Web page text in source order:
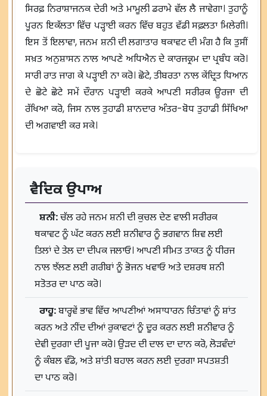
ਸਿਰਫ਼ ਨਿਰਾਸ਼ਾਜਨਕ ਦੇਰੀ ਅਤੇ ਮਾਮੂਲੀ ਡਰਾਮੇ ਵੱਲ ਲੈ ਜਾਵੇਗਾ। ਤੁਹਾਨੂੰ
ਪੂਰਨ ਇਕੱਲਤਾ ਵਿੱਚ ਪੜ੍ਹਾਈ ਕਰਨ ਵਿੱਚ ਬਹੁਤ ਵੱਡੀ ਸਫ਼ਲਤਾ ਮਿਲੇਗੀ।
ਇਸ ਤੋਂ ਇਲਾਵਾ, ਜਨਮ ਸ਼ਨੀ ਦੀ ਲਗਾਤਾਰ ਥਕਾਵਟ ਦੀ ਮੰਗ ਹੈ ਕਿ ਤੁਸੀਂ
ਸਖ਼ਤ ਅਨੁਸ਼ਾਸਨ ਨਾਲ ਆਪਣੇ ਅਧਿਐਨ ਦੇ ਕਾਰਜਕ੍ਰਮ ਦਾ ਪ੍ਰਬੰਧ ਕਰੋ।
ਸਾਰੀ ਰਾਤ ਜਾਗ ਕੇ ਪੜ੍ਹਾਈ ਨਾ ਕਰੋ। ਛੋਟੇ, ਤੀਬਰਤਾ ਨਾਲ ਕੇਂਦ੍ਰਿਤ ਧਿਆਨ
ਦੇ ਛੋਟੇ ਛੋਟੇ ਸਮੇਂ ਦੌਰਾਨ ਪੜ੍ਹਾਈ ਕਰਕੇ ਆਪਣੀ ਸਰੀਰਕ ਊਰਜਾ ਦੀ
ਰੱਖਿਆ ਕਰੋ, ਜਿਸ ਨਾਲ ਤੁਹਾਡੀ ਸ਼ਾਨਦਾਰ ਅੰਤਰ-ਬੋਧ ਤੁਹਾਡੀ ਸਿੱਖਿਆ
ਦੀ ਅਗਵਾਈ ਕਰ ਸਕੇ।
ਵੈਦਿਕ ਉਪਾਅ
ਸ਼ਨੀ:ਚੱਲ ਰਹੇ ਜਨਮ ਸ਼ਨੀ ਦੀ ਕੁਚਲ ਦੇਣ ਵਾਲੀ ਸਰੀਰਕ
ਥਕਾਵਟ ਨੂੰ ਘੱਟ ਕਰਨ ਲਈ ਸ਼ਨੀਵਾਰ ਨੂੰ ਭਗਵਾਨ ਸ਼ਿਵ ਲਈ
ਤਿਲਾਂ ਦੇ ਤੇਲ ਦਾ ਦੀਪਕ ਜਲਾਓ। ਆਪਣੀ ਸੀਮਤ ਤਾਕਤ ਨੂੰ ਧੀਰਜ
ਨਾਲ ਝੱਲਣ ਲਈ ਗਰੀਬਾਂ ਨੂੰ ਭੋਜਨ ਖਵਾਓ ਅਤੇ ਦਸ਼ਰਥ ਸ਼ਨੀ
ਸਤੋਤਰ ਦਾ ਪਾਠ ਕਰੋ।
ਰਾਹੂ:ਬਾਰ੍ਹਵੇਂ ਭਾਵ ਵਿੱਚ ਆਪਣੀਆਂ ਅਸਾਧਾਰਨ ਚਿੰਤਾਵਾਂ ਨੂੰ ਸ਼ਾਂਤ
ਕਰਨ ਅਤੇ ਨੀਂਦ ਦੀਆਂ ਰੁਕਾਵਟਾਂ ਨੂੰ ਦੂਰ ਕਰਨ ਲਈ ਸ਼ਨੀਵਾਰ ਨੂੰ
ਦੇਵੀ ਦੁਰਗਾ ਦੀ ਪੂਜਾ ਕਰੋ। ਉੜਦ ਦੀ ਦਾਲ ਦਾ ਦਾਨ ਕਰੋ, ਲੋੜਵੰਦਾਂ
ਨੂੰ ਕੰਬਲ ਵੰਡੋ, ਅਤੇ ਸ਼ਾਂਤੀ ਬਹਾਲ ਕਰਨ ਲਈ ਦੁਰਗਾ ਸਪਤਸ਼ਤੀ
ਦਾ ਪਾਠ ਕਰੋ।